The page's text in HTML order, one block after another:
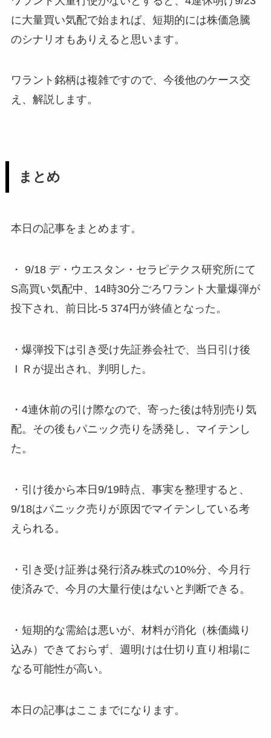
に大量買い気配で始まれば、短期的には株価急騰
のシナリオもありえると思います。
ワラント銘柄は複雑ですので、今後他のケース交
え、解説します。
まとめ
本日の記事をまとめます。
・ 9/18 デ・ウエスタン・セラピテクス研究所にて
S高買い気配中、14時30分ごろワラント大量爆弾が
投下され、前日比-5 374円が終値となった。
・爆弾投下は引き受け先証券会社で、当日引け後
ＩＲが提出され、判明した。
・4連休前の引け際なので、寄った後は特別売り気
配。その後もパニック売りを誘発し、マイテンし
た。
・引け後から本日9/19時点、事実を整理すると、
9/18はパニック売りが原因でマイテンしている考
えられる。
・引き受け証券は発行済み株式の10%分、今月行
使済みで、今月の大量行使はないと判断できる。
・短期的な需給は悪いが、材料が消化（株価織り
込み）できておらず、週明けは仕切り直り相場に
なる可能性が高い。
本日の記事はここまでになります。